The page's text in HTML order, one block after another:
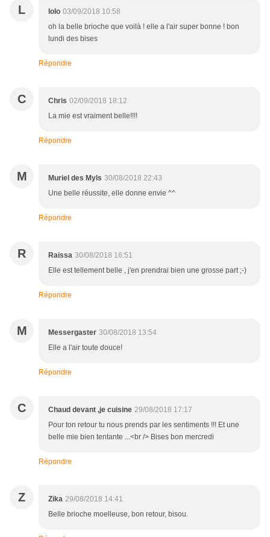
L lolo 03/09/2018 10:58
oh la belle brioche que voilà ! elle a l'air super bonne ! bon
lundi des bises
Répondre
C Chris 02/09/2018 18:12
La mie est vraiment belle!!!!
Répondre
M Muriel des Myls 30/08/2018 22:43
Une belle réussite, elle donne envie ^^
Répondre
R Raissa 30/08/2018 16:51
Elle est tellement belle , j'en prendrai bien une grosse part ;-)
Répondre
M Messergaster 30/08/2018 13:54
Elle a l'air toute douce!
Répondre
C Chaud devant ,je cuisine 29/08/2018 17:17
Pour ton retour tu nous prends par les sentiments !!! Et une
belle mie bien tentante ...<br /> Bises bon mercredi
Répondre
Z Zika 29/08/2018 14:41
Belle brioche moelleuse, bon retour, bisou.